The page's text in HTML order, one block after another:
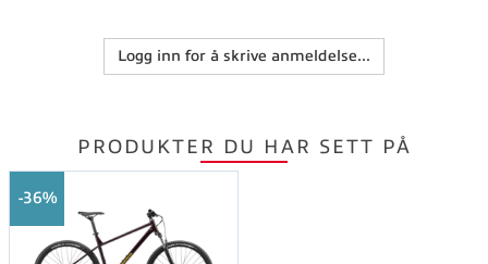
Logg inn for å skrive anmeldelse...
PRODUKTER DU HAR SETT PÅ
36%